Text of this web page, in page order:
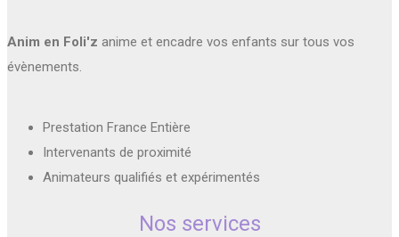
Anim en Foli'z anime et encadre vos enfants sur tous vos
évènements.
Prestation France Entière
Intervenants de proximité
Animateurs qualifiés et expérimentés
Nos services